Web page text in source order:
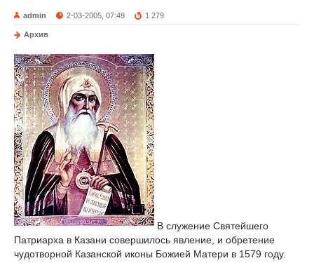
admin 2-03-2005, 07:49 1 279
Архив
В служение Святейшего
Патриарха в Казани совершилось явление, и обретение
чудотворной Казанской иконы Божией Матери в 1579 году.